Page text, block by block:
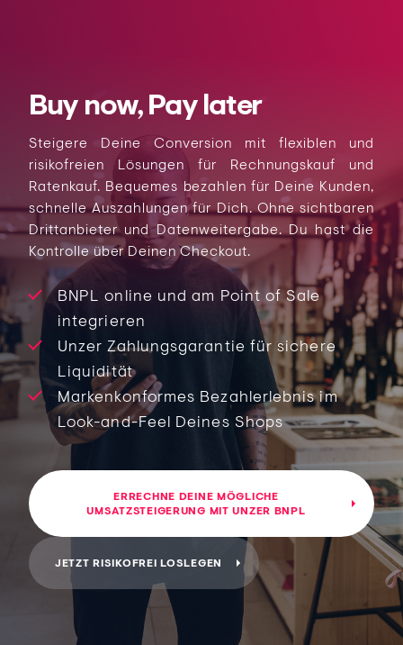
Buy now, Pay later
Steigere Deine Conversion mit flexiblen und
risikofreien Lösungen für Rechnungskauf und
Ratenkauf. Bequemes bezahlen für Deine Kunden,
schnelle Auszahlungen für Dich. Ohne sichtbaren
Drittanbieter und Datenweitergabe. Du hast die
Kontrolle über Deinen Checkout.
BNPL online und am Point of Sale
integrieren
Unzer Zahlungsgarantie für sichere
Liquidität
Markenkonformes Bezahlerlebnis im
Look-and-Feel Deines Shops
ERRECHNE DEINE MÖGLICHE
UMSATZSTEIGERUNG MIT UNZER BNPL
JETZT RISIKOFREI LOSLEGEN
0
1